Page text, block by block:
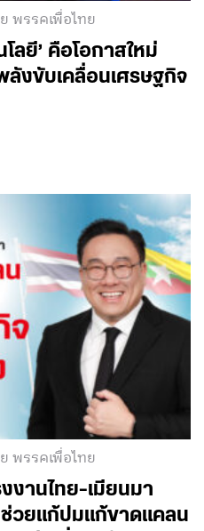
พรรคเพื่อไทย
ลยี’ คือโอกาสใหม่
งขับเคลื่อนเศรษฐกิจ
พรรคเพื่อไทย
งานไทย-เมียนมา
ช่วยแก้ปมแก้ขาดแคลน